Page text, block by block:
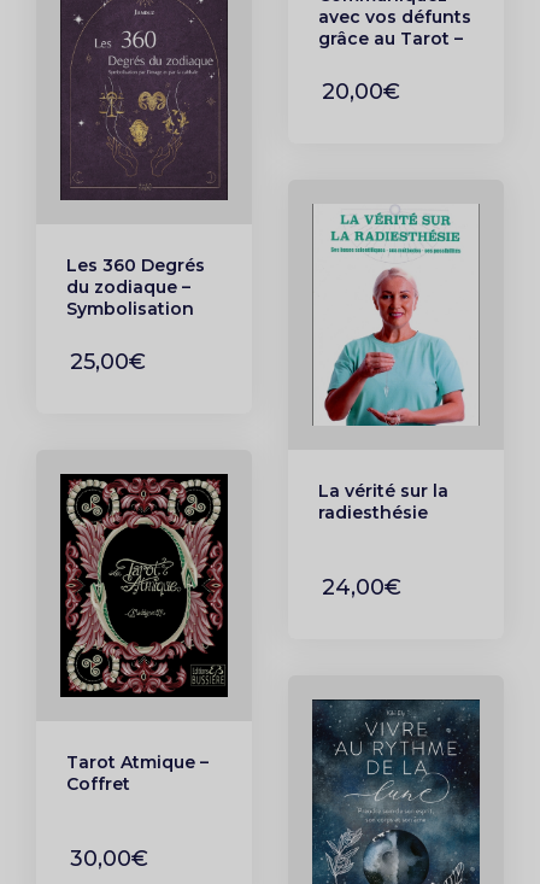
Les 360 Degrés
du zodiaque –
Symbolisation
par la cabbale
25,00€
avec vos défunts
grâce au Tarot –
conseils
20,00€
La vérité sur la
radiesthésie
24,00€
Tarot Atmique –
Coffret
30,00€